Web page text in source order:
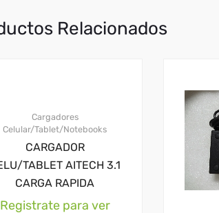
Relacionados
Cargadores
Celular/Tablet/Notebooks
CARGADOR
TABLET AITECH 3.1
CARGA RAPIDA
Registrate para ver